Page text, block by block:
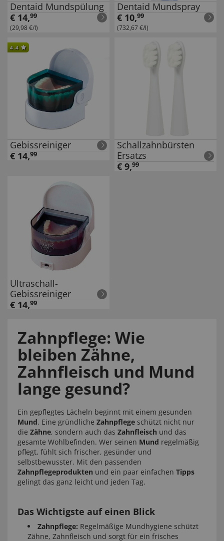
Dentaid Mundspülung
€ 14,99
(29,98 €/l)
Dentaid Mundspray
€ 10,99
(732,67 €/l)
4.4
Gebissreiniger
€ 14,99
Schallzahnbürsten
Ersatzs
€ 9,99
Ultraschall-
Gebissreiniger
€ 14,99
Zahnpflege: Wie
bleiben Zähne,
Zahnfleisch und Mund
lange gesund?
Ein gepflegtes Lächeln beginnt mit einem gesunden
Mund. Eine gründliche Zahnpflege schützt nicht nur
die Zähne, sondern auch das Zahnfleisch und das
gesamte Wohlbefinden. Wer seinen Mund regelmäßig
pflegt, fühlt sich frischer, gesünder und
selbstbewusster. Mit den passenden
Zahnpflegeprodukten und ein paar einfachen Tipps
gelingt das ganz leicht und jeden Tag.
Das Wichtigste auf einen Blick
Zahnpflege: Regelmäßige Mundhygiene schützt
Zähne, Zahnfleisch und sorgt für ein frisches